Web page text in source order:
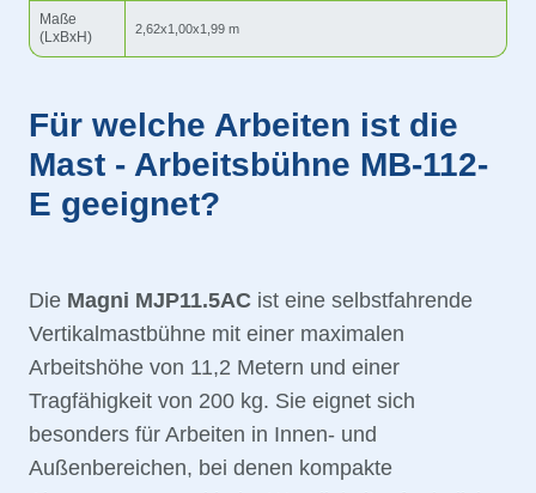
Maße
(LxBxH)
2,62x1,00x1,99 m
Für welche Arbeiten ist die
Mast - Arbeitsbühne MB-112-
E geeignet?
Die Magni MJP11.5AC ist eine selbstfahrende
Vertikalmastbühne mit einer maximalen
Arbeitshöhe von 11,2 Metern und einer
Tragfähigkeit von 200 kg. Sie eignet sich
besonders für Arbeiten in Innen- und
Außenbereichen, bei denen kompakte